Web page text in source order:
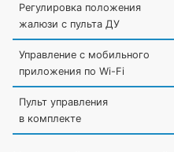
Регулировка положения
жалюзи с пульта ДУ
Управление c мобильного
приложения по Wi-Fi
Пульт управления
в комплекте